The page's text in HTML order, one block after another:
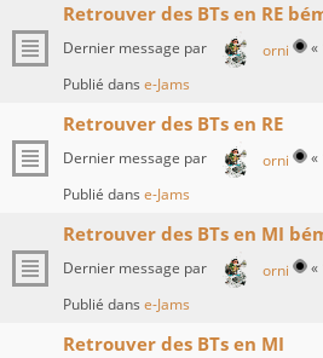
Retrouver des BTs en RE
Dernier message par orni «
Publié dans e-Jams
Retrouver des BTs en RE
Dernier message par orni «
Publié dans e-Jams
Retrouver des BTs en MI
Dernier message par orni «
Publié dans e-Jams
Retrouver des BTs en MI